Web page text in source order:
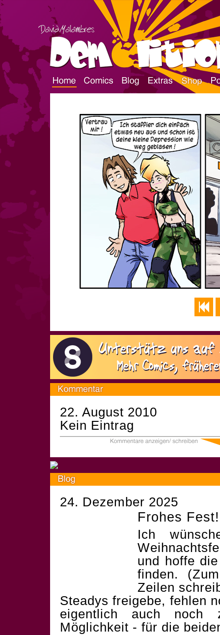
22. August 2010
Kein Eintrag
24. Dezember 2025
Frohes Fest!
Ich
und hoffe
finden.
Zeilen
Steadys freigebe, fehlen
eigentlich auch noch
Möglichkeit - für die